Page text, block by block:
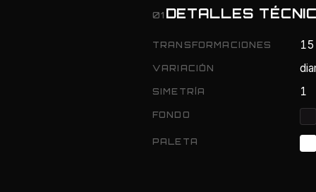
01 DETALLES
TRANSFORMACIONES 15
VARIACIÓN
SIMETRÍA 1
FONDO
PALETA